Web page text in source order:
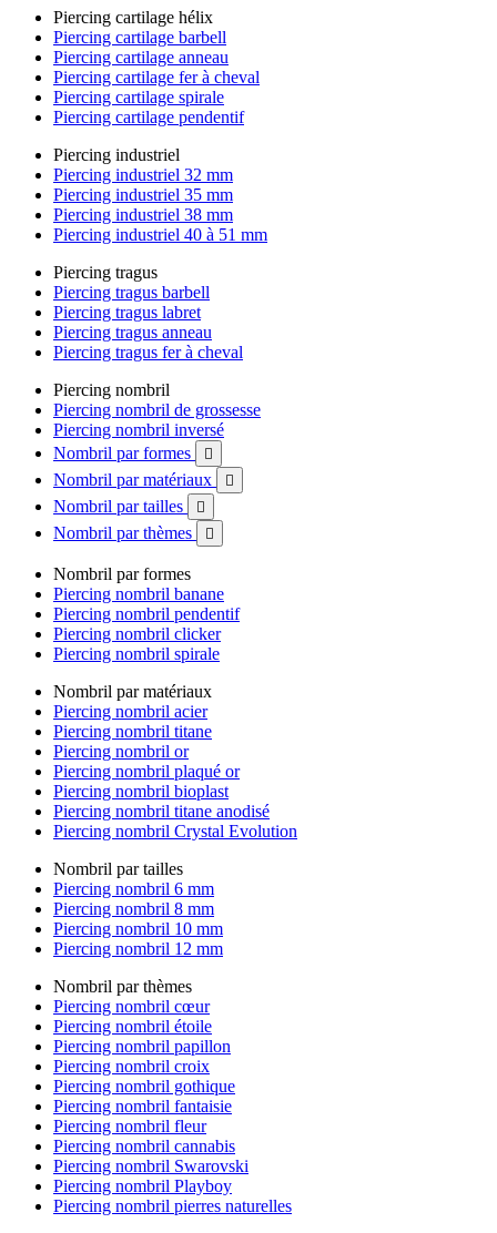
Piercing cartilage hélix
Piercing cartilage barbell
Piercing cartilage anneau
Piercing cartilage fer à cheval
Piercing cartilage spirale
Piercing cartilage pendentif
Piercing industriel
Piercing industriel 32 mm
Piercing industriel 35 mm
Piercing industriel 38 mm
Piercing industriel 40 à 51 mm
Piercing tragus
Piercing tragus barbell
Piercing tragus labret
Piercing tragus anneau
Piercing tragus fer à cheval
Piercing nombril
Piercing nombril de grossesse
Piercing nombril inversé
Nombril par formes

Nombril par matériaux 
Nombril par tailles 
Nombril par thèmes 
Nombril par formes
Piercing nombril banane
Piercing nombril pendentif
Piercing nombril clicker
Piercing nombril spirale
Nombril par matériaux
Piercing nombril acier
Piercing nombril titane
Piercing nombril or
Piercing nombril plaqué or
Piercing nombril bioplast
Piercing nombril titane anodisé
Piercing nombril Crystal Evolution
Nombril par tailles
Piercing nombril 6 mm
Piercing nombril 8 mm
Piercing nombril 10 mm
Piercing nombril 12 mm
Nombril par thèmes
Piercing nombril cœur
Piercing nombril étoile
Piercing nombril papillon
Piercing nombril croix
Piercing nombril gothique
Piercing nombril fantaisie
Piercing nombril fleur
Piercing nombril cannabis
Piercing nombril Swarovski
Piercing nombril Playboy
Piercing nombril pierres naturelles